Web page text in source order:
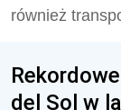
również
del Sol w